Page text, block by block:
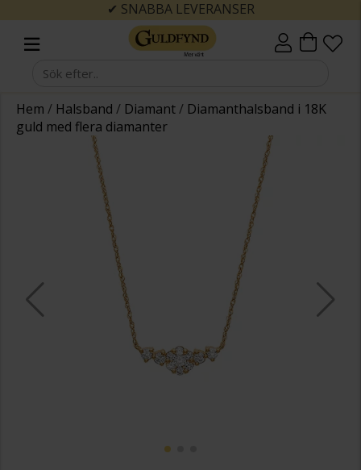
✔ SNABBA LEVERANSER
Hem / Halsband / Diamant/ Diamanthalsband i 18K
guld med flera diamanter